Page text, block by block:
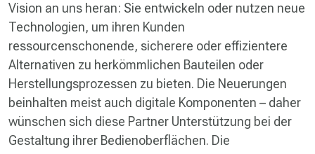
Vision an uns heran: Sie entwickeln oder nutzen neue
Technologien, um ihren Kunden
ressourcenschonende, sicherere oder effizientere
Alternativen zu herkömmlichen Bauteilen oder
Herstellungsprozessen zu bieten. Die Neuerungen
beinhalten meist auch digitale Komponenten – daher
wünschen sich diese Partner Unterstützung bei der
Gestaltung ihrer Bedienoberflächen. Die